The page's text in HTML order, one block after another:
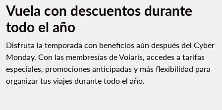
Vuela con descuentos durante
todo el año
Disfruta la temporada con beneficios aún después del Cyber
Monday. Con las membresías de Volaris, accedes a tarifas
especiales, promociones anticipadas y más flexibilidad para
organizar tus viajes durante todo el año.